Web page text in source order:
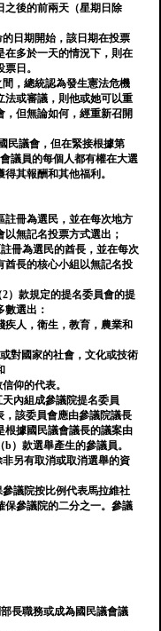
之後的前兩天（星期日除
日期開始，該日期在投票
在多於一天的情況下，則在
日。
，總統認為發生憲法危機
法或審議，則他或她可以重
，但無論如何，經重新召開
民議會，但在緊接根據第
議員的每個人都有權在大選
其報酬和其他福利。
註冊為選民，並在每次地方
無記名投票方式選出；
冊為選民的酋長，並在每次
酋長的核心小組以無記名投
）款規定的提名委員會的提
選出：
人，衛生，教育，農業和
對國家的社會，文化或技術
仰的代表。
內組成參議院提名委員
，該委員會應由參議院議長
根據國民議會議長的議案由
）款選舉產生的參議員。
另有取消或取消選舉的資
議院按比例代表馬拉維社
保參議院的二分之一。參議
長職務或成為國民議會議